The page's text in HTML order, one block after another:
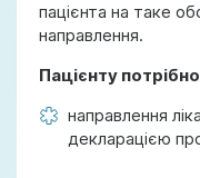
пацієнта на таке
направлення.
Пацієнту
направлення
декларацією